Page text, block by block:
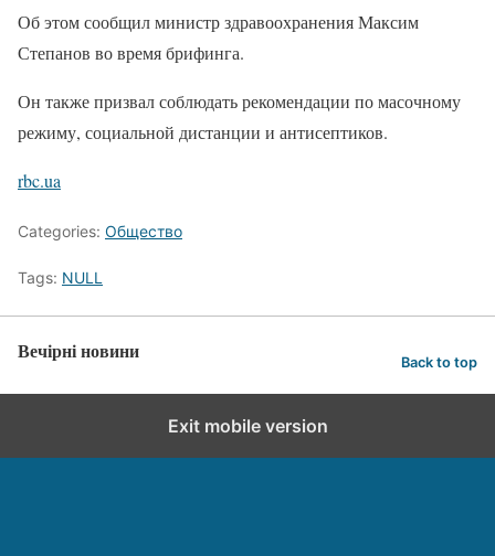
Об этом сообщил министр здравоохранения Максим
Степанов во время брифинга.
Он также призвал соблюдать рекомендации по масочному
режиму, социальной дистанции и антисептиков.
rbc.ua
Categories: Общество
Tags: NULL
Вечірні новини Back to top
Exit mobile version